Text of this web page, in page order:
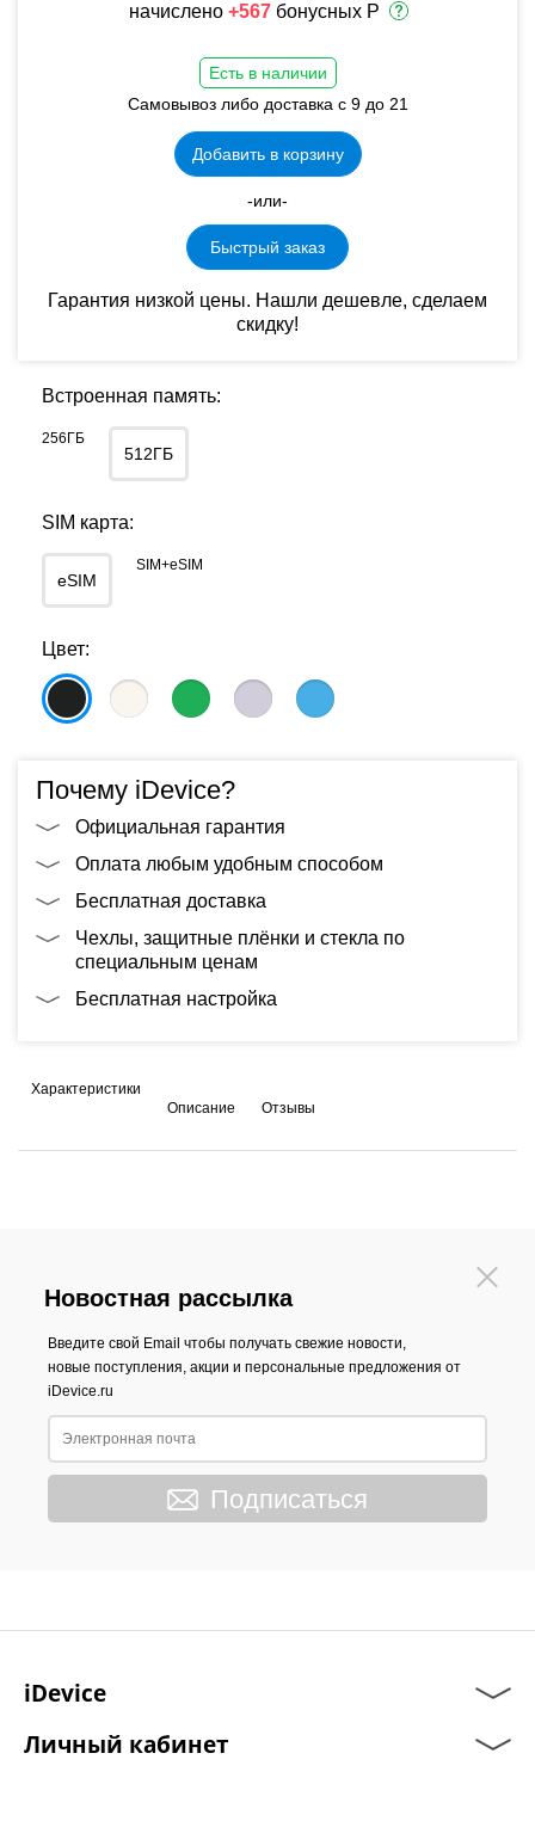
начислено +567 бонусных Р
Есть в наличии
Самовывоз либо доставка с 9 до 21
Добавить в корзину
-или-
Быстрый заказ
Гарантия низкой цены. Нашли дешевле, сделаем
скидку!
Встроенная память:
256ГБ
512ГБ
SIM карта:
eSIM
SIM+eSIM
Цвет:
Почему iDevice?
Официальная гарантия
Оплата любым удобным способом
Бесплатная доставка
Чехлы, защитные плёнки и стекла по
специальным ценам
Бесплатная настройка
Описание
Характеристики
Отзывы
Новостная рассылка
Введите свой Email чтобы получать свежие новости,
новые поступления, акции и персональные предложения от
iDevice.ru
Подписаться
iDevice
Личный кабинет